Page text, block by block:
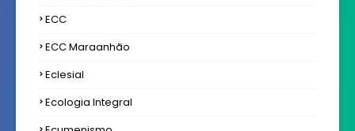
ECC
ECC Maraanhão
Eclesial
Ecologia Integral